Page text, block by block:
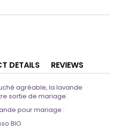
DETAILS REVIEWS
agréable, la lavande
sortie de mariage.
pour mariage :
BIO